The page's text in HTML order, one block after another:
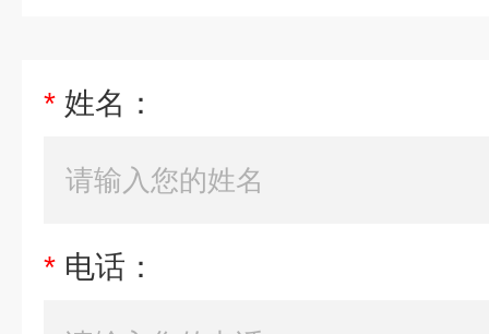
* 姓名：
* 电话：